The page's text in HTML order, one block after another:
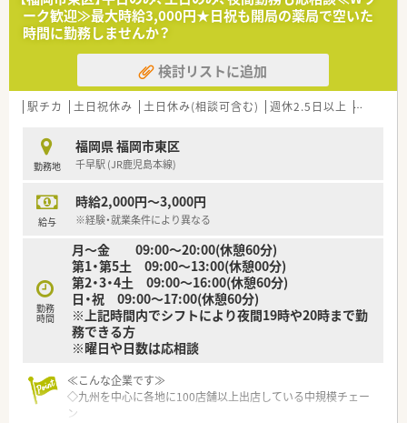
ーク歓迎≫最大時給3,000円★日祝も開局の薬局で空いた
時間に勤務しませんか？
検討リストに追加
駅チカ 土日祝休み 土日休み(相談可含む) 週休2.5日以上 週32h以
勤務地
福岡県 福岡市東区
千早駅 (JR鹿児島本線)
給与
時給2,000円～3,000円
※経験・就業条件により異なる
勤務
時間
月～金 09:00～20:00(休憩60分)
第1・第5土 09:00～13:00(休憩00分)
第2・3・4土 09:00～16:00(休憩60分)
日・祝 09:00～17:00(休憩60分)
※上記時間内でシフトにより夜間19時や20時まで勤
務できる方
※曜日や日数は応相談
≪こんな企業です≫
◇九州を中心に各地に100店舗以上出店している中規模チェー
ン